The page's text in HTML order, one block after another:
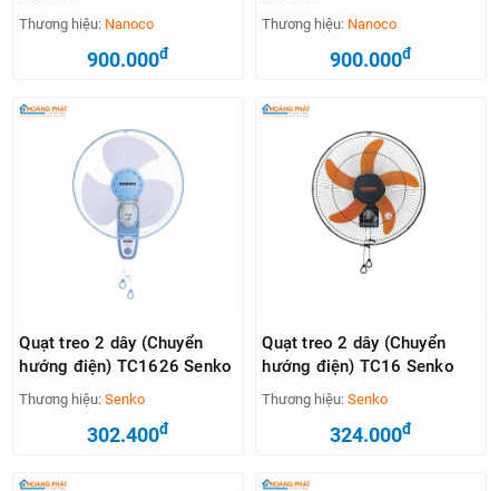
Thương hiệu: Nanoco
900.000đ
Thương hiệu: Nanoco
900.000đ
Quạt treo 2 dây (Chuyển
hướng điện) TC1626 Senko
Thương hiệu:Senko
302.400đ
Quạt treo 2 dây (Chuyển
hướng điện) TC16 Senko
Thương hiệu:Senko
324.000đ